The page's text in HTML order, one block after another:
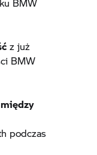
z już
BMW
podczas